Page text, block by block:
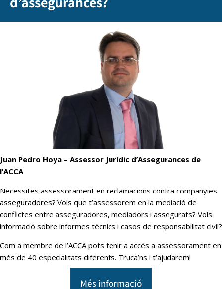
Juan Pedro Hoya – Assessor Jurídic d’Assegurances de
l’ACCA
Necessites assessorament en reclamacions contra companyies
asseguradores? Vols que t’assessorem en la mediació de
conflictes entre asseguradores, mediadors i assegurats? Vols
informació sobre informes tècnics i casos de responsabilitat civil?
Com a membre de l’ACCA pots tenir a accés a assessorament en
més de 40 especialitats diferents. Truca’ns i t’ajudarem!
Més informació